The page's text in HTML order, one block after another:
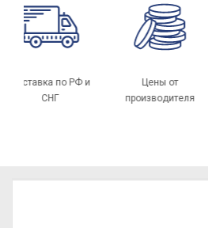
Цены от
производителя
Доставка по РФ и
СНГ